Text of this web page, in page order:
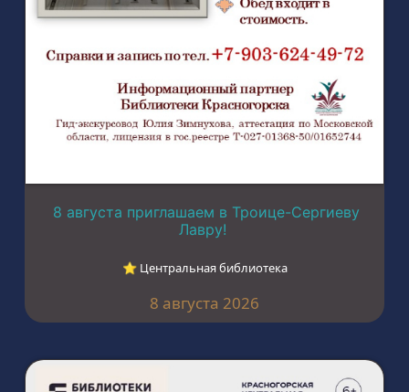
8 августа приглашаем в Троице-Сергиеву
Лавру!
⭐︎ Центральная библиотека
8 августа 2026